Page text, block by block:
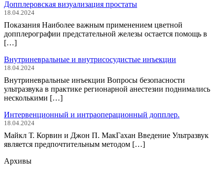
Допплеровская визуализация простаты
18.04.2024
Показания Наиболее важным применением цветной
допплерографии предстательной железы остается помощь в
[…]
Внутриневральные и внутрисосудистые инъекции
18.04.2024
Внутриневральные инъекции Вопросы безопасности
ультразвука в практике регионарной анестезии поднимались
несколькими […]
Интервенционный и интраоперационный допплер.
18.04.2024
Майкл Т. Корвин и Джон П. МакГахан Введение Ультразвук
является предпочтительным методом […]
Архивы